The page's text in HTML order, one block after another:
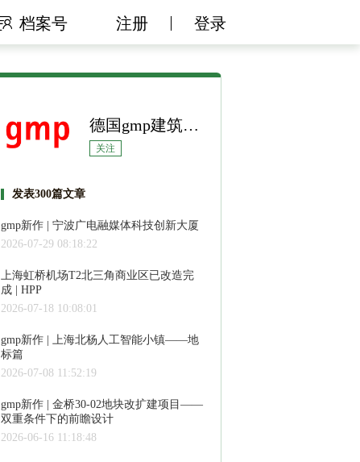
注册 登录
档案号
德国gmp建筑设计有限公司
关注
发表300篇文章
gmp新作 | 宁波广电融媒体科技创新大厦
2026-07-29 08:18:22
上海虹桥机场T2北三角商业区已改造完
成 | HPP
2026-07-18 10:08:01
gmp新作 | 上海北杨人工智能小镇——地
标篇
2026-07-08 11:52:19
gmp新作 | 金桥30-02地块改扩建项目——
双重条件下的前瞻设计
2026-06-16 11:18:48